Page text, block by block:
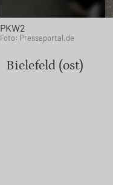
PKW2
Foto: Presseportal.de
Bielefeld (ost)